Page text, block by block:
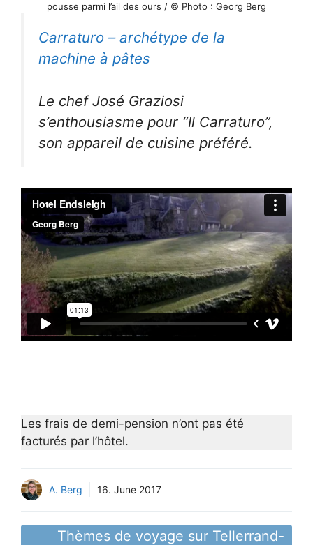
pousse parmi l’ail des ours / © Photo : Georg Berg
Carraturo – archétype de la
machine à pâtes
Le chef José Graziosi
s’enthousiasme pour “Il Carraturo”,
son appareil de cuisine préféré.
Les frais de demi-pension n’ont pas été
facturés par l’hôtel.
A. Berg 16. June 2017
Thèmes de voyage sur Tellerrand-